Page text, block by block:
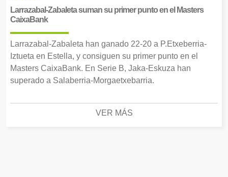
Larrazabal-Zabaleta suman su primer punto en el Masters
CaixaBank
Larrazabal-Zabaleta han ganado 22-20 a P.Etxeberria-
Iztueta en Estella, y consiguen su primer punto en el
Masters CaixaBank. En Serie B, Jaka-Eskuza han
superado a Salaberria-Morgaetxebarria.
VER MÁS